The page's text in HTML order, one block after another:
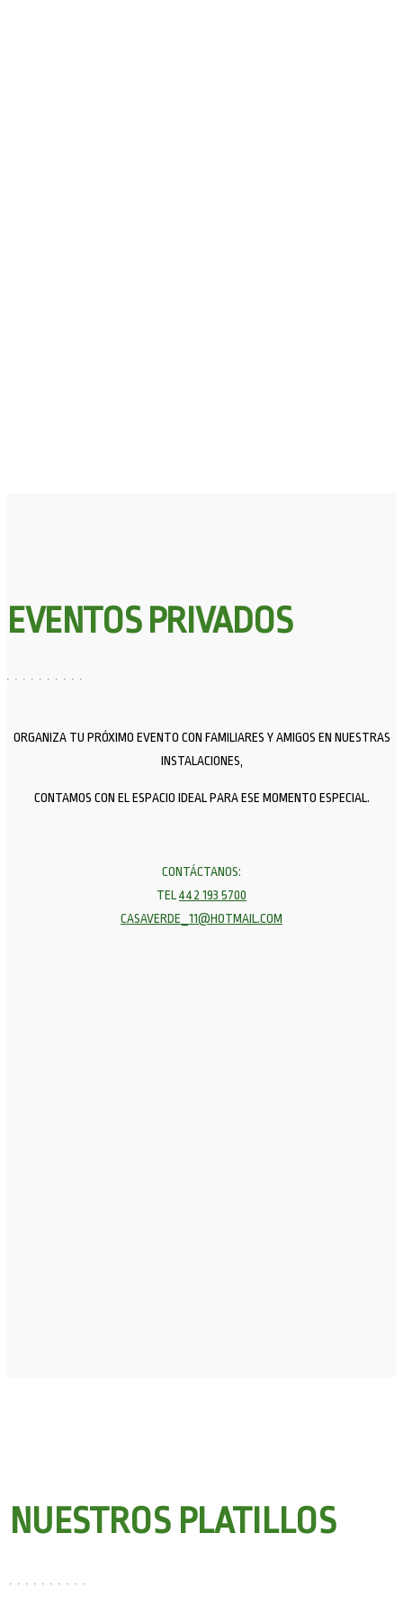
EVENTOS PRIVADOS
ORGANIZA TU PRÓXIMO EVENTO CON FAMILIARES Y AMIGOS EN NUESTRAS
INSTALACIONES,
CONTAMOS CON EL ESPACIO IDEAL PARA ESE MOMENTO ESPECIAL.
CONTÁCTANOS:
TEL442 193 5700
CASAVERDE_11@HOTMAIL.COM
NUESTROS PLATILLOS